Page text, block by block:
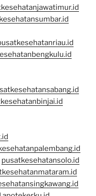
pusatkesehatansolo.id